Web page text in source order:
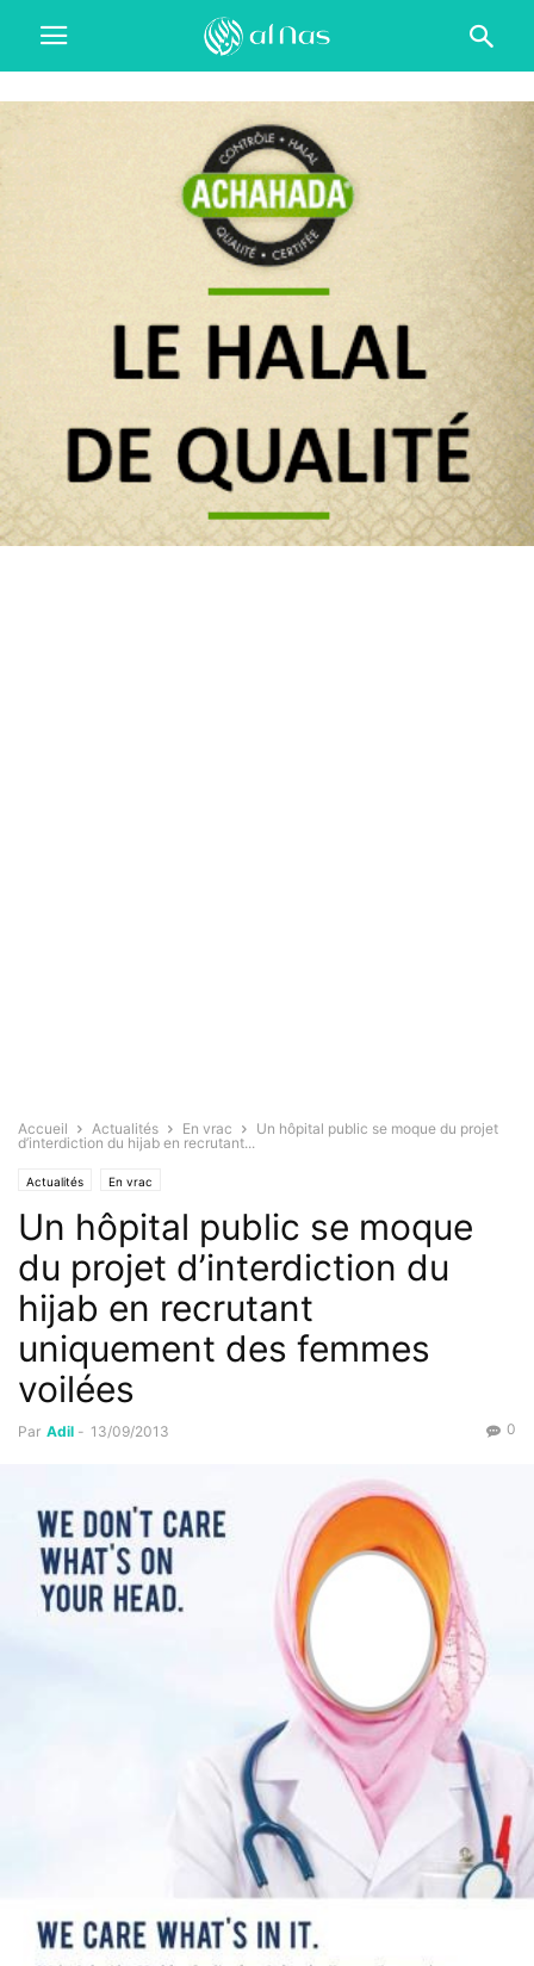
Accueil Actualités En vrac
Un hôpital public se moque du projet
d’interdiction du hijab en recrutant...
Actualités En vrac
Un hôpital public se moque
du projet d’interdiction du
hijab en recrutant
uniquement des femmes
voilées
Par Adil - 13/09/2013 0